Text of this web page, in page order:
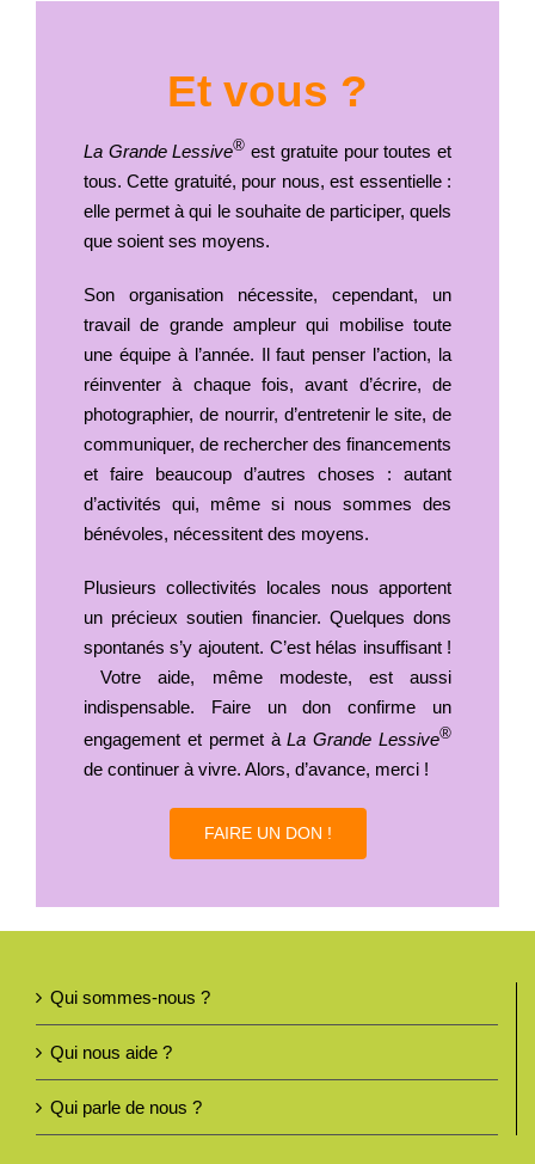
Et vous ?
La Grande Lessive® est gratuite pour toutes et
tous. Cette gratuité, pour nous, est essentielle :
elle permet à qui le souhaite de participer, quels
que soient ses moyens.
Son organisation nécessite, cependant, un
travail de grande ampleur qui mobilise toute
une équipe à l’année. Il faut penser l’action, la
réinventer à chaque fois, avant d’écrire, de
photographier, de nourrir, d’entretenir le site, de
communiquer, de rechercher des financements
et faire beaucoup d’autres choses : autant
d’activités qui, même si nous sommes des
bénévoles, nécessitent des moyens.
Plusieurs collectivités locales nous apportent
un précieux soutien financier. Quelques dons
spontanés s’y ajoutent. C’est hélas insuffisant !
Votre aide, même modeste, est aussi
indispensable. Faire un don confirme un
engagement et permet àLa Grande Lessive®
de continuer à vivre. Alors, d’avance, merci !
FAIRE UN DON !
Qui sommes-nous ?
Qui nous aide ?
Qui parle de nous ?